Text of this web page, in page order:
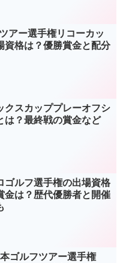
アー選手権リコーカッ
資格は？優勝賞金と配分
クスカッププレーオフシ
は？最終戦の賞金など
ゴルフ選手権の出場資格
金は？歴代優勝者と開催
ゴルフツアー選手権